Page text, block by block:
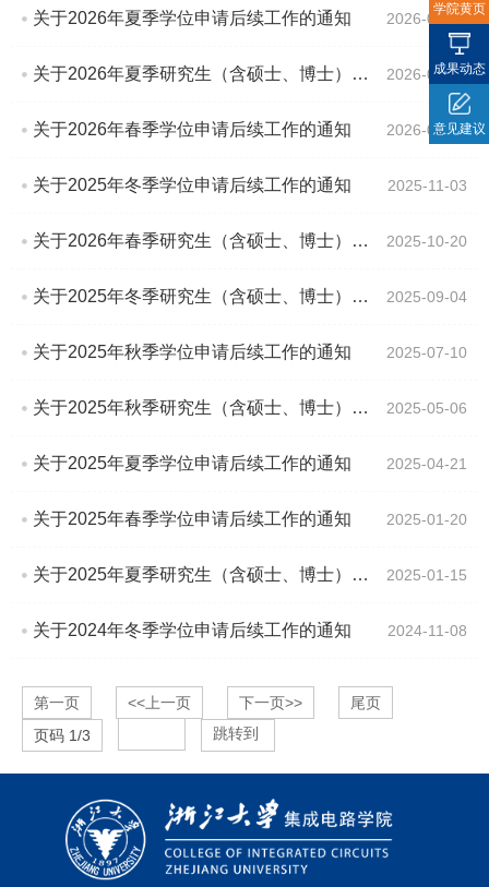
关于2026年夏季学位申请后续工作的通知 2026-04-21
关于2026年夏季研究生（含硕士、博士）学位申请确认的通知 2026-01-22
关于2026年春季学位申请后续工作的通知 2026-01-22
关于2025年冬季学位申请后续工作的通知 2025-11-03
关于2026年春季研究生（含硕士、博士）学位申请确认的通知 2025-10-20
关于2025年冬季研究生（含硕士、博士）学位申请确认的通知 2025-09-04
关于2025年秋季学位申请后续工作的通知 2025-07-10
关于2025年秋季研究生（含硕士、博士）学位申请确认的通知 2025-05-06
关于2025年夏季学位申请后续工作的通知 2025-04-21
关于2025年春季学位申请后续工作的通知 2025-01-20
关于2025年夏季研究生（含硕士、博士）学位申请确认的通知 2025-01-15
关于2024年冬季学位申请后续工作的通知 2024-11-08
第一页 <<上一页 下一页>>
尾页
页码 1/3 跳转到
学院黄页
成果动态
意见建议